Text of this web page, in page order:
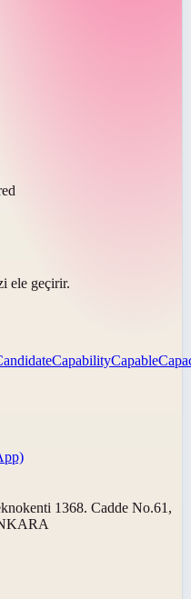
ele geçirir.
CapabilityCapable
1368. Cadde No.61,